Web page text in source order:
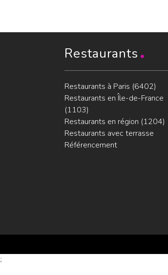
Restaurants
Restaurants à Paris (6402)
Restaurants en Île-de-France
(1103)
Restaurants en région (1204)
Restaurants avec terrasse
Référencement
;